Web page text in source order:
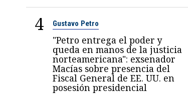
4 Gustavo Petro
"Petro entrega el poder y
queda en manos de la justicia
norteamericana": exsenador
Macías sobre presencia del
Fiscal General de EE. UU. en
posesión presidencial